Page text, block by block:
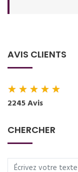
AVIS CLIENTS
★★★★★
2245 Avis
CHERCHER